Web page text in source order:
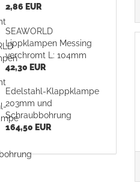
2,86 EUR
SEAWORLD
Lippklampen Messing
verchromt L: 104mm
42,30 EUR
Edelstahl-Klappklampe
203mm und
Schraubbohrung
164,50 EUR